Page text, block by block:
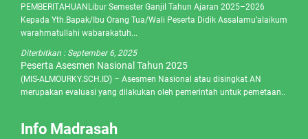
PEMBERITAHUANLibur Semester Ganjil Tahun Ajaran 2025–2026
Kepada Yth.Bapak/Ibu Orang Tua/Wali Peserta Didik Assalamu’alaikum
warahmatullahi wabarakatuh...
Diterbitkan : September 6, 2025
Peserta Asesmen Nasional Tahun 2025
(MIS-ALMOURKY.SCH.ID) – Asesmen Nasional atau disingkat AN
merupakan evaluasi yang dilakukan oleh pemerintah untuk pemetaan..
Info Madrasah